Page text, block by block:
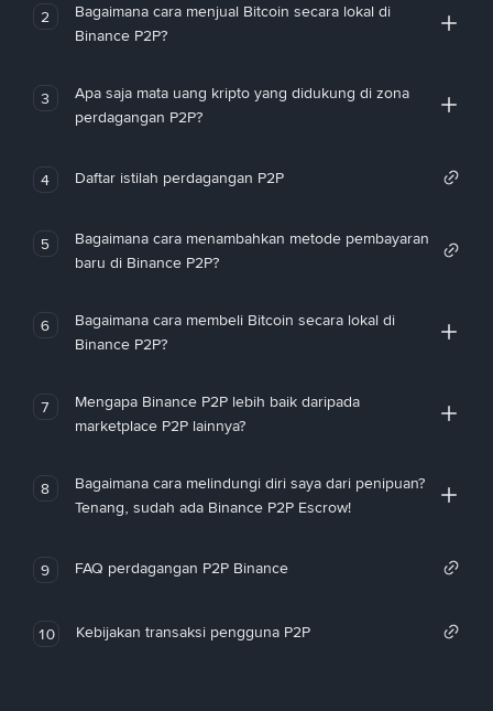
2
Bagaimana cara menjual Bitcoin secara lokal di
Binance P2P?
3
Apa saja mata uang kripto yang didukung di zona
perdagangan P2P?
4 Daftar istilah perdagangan P2P
5
Bagaimana cara menambahkan metode pembayaran
baru di Binance P2P?
6
Bagaimana cara membeli Bitcoin secara lokal di
Binance P2P?
7
Mengapa Binance P2P lebih baik daripada
marketplace P2P lainnya?
8
Bagaimana cara melindungi diri saya dari penipuan?
Tenang, sudah ada Binance P2P Escrow!
9 FAQ perdagangan P2P Binance
10 Kebijakan transaksi pengguna P2P